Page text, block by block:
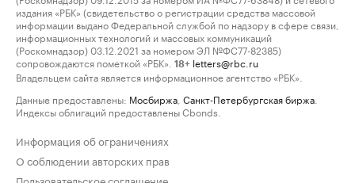
издания «РБК» (свидетельство о регистрации средства массовой
информации выдано Федеральной службой по надзору в сфере связи,
информационных технологий и массовых коммуникаций
(Роскомнадзор) 03.12.2021 за номером ЭЛ №ФС77-82385)
сопровождаются пометкой «РБК».
18+ letters@rbc.ru
Владельцем сайта является информационное агентство «РБК».
Данные предоставлены: Мосбиржа Санкт-Петербургская биржа
Индексы облигаций предоставлены Cbonds.
Информация об ограничениях
О соблюдении авторских прав
Пользовательское соглашение